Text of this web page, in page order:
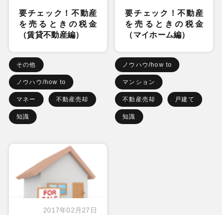
要チェック！不動産
を売るときの税金
（賃貸不動産編）
その他
ノウハウ/how to
マネー 不動産売却
知識
要チェック！不動産
を売るときの税金
（マイホーム編）
ノウハウ/how to
マンション
不動産売却 戸建て
知識
2017年02月27日